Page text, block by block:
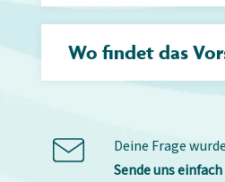
Wo findet das
Deine Frage
Sende uns